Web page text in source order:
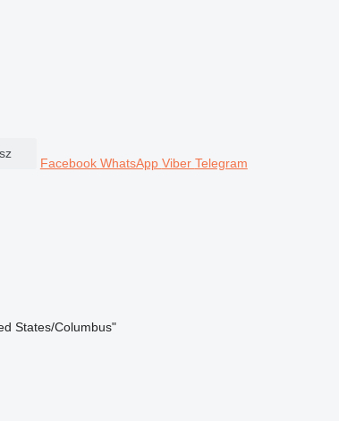
Facebook WhatsApp Viber Telegram
States/Columbus"